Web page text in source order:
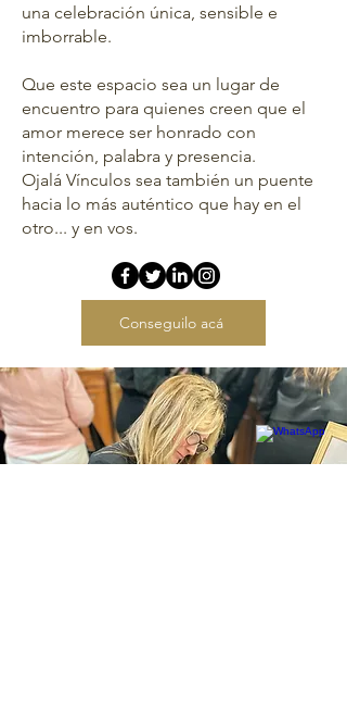
una celebración única, sensible e
imborrable.
Que este espacio sea un lugar de
encuentro para quienes creen que el
amor merece ser honrado con
intención, palabra y presencia.
Ojalá Vínculos sea también un puente
hacia lo más auténtico que hay en el
otro... y en vos.
Conseguilo acá